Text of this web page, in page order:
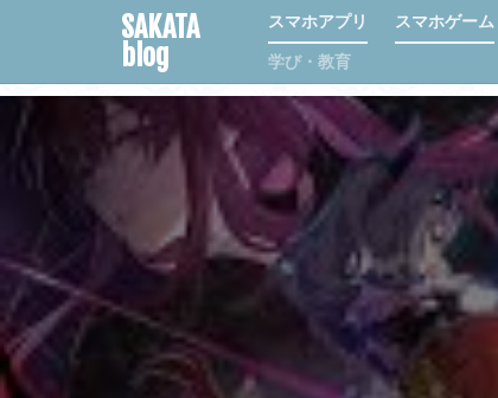
SAKATA
blog
スマホアプリ スマホゲーム
学び・教育